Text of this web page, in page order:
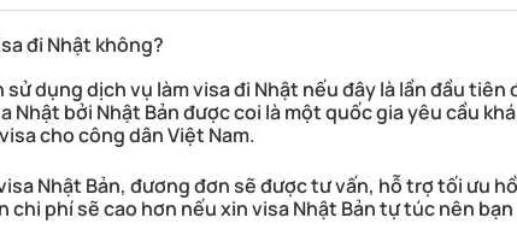
đi Nhật không?
dụng dịch vụ làm visa đi Nhật nếu đây là lần đầu tiên
Nhật bởi Nhật Bản được coi là một quốc gia yêu cầu
cho công dân Việt Nam.
Nhật Bản, đương đơn sẽ được tư vấn, hỗ trợ tối ưu
phí sẽ cao hơn nếu xin visa Nhật Bản tự túc nên